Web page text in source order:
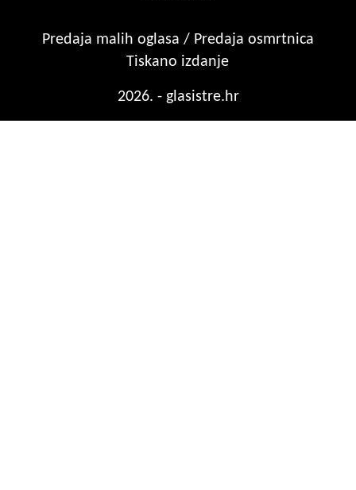
Predaja malih oglasa / Predaja osmrtnica
Tiskano izdanje
2026. - glasistre.hr